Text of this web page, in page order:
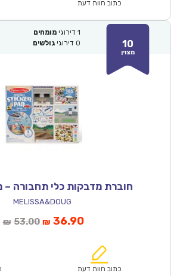
₪53.00.
כתוב חוות דעת
10
מצוין
1 דירוגי מומחים
0 דירוגי גולשים
חוברת מדבקות כלי תחבורה –
MELISSA&DOUG
₪ 53.00המחיר
₪53.00.
₪ 36.90המחיר
הוא:
כתוב חוות דעת